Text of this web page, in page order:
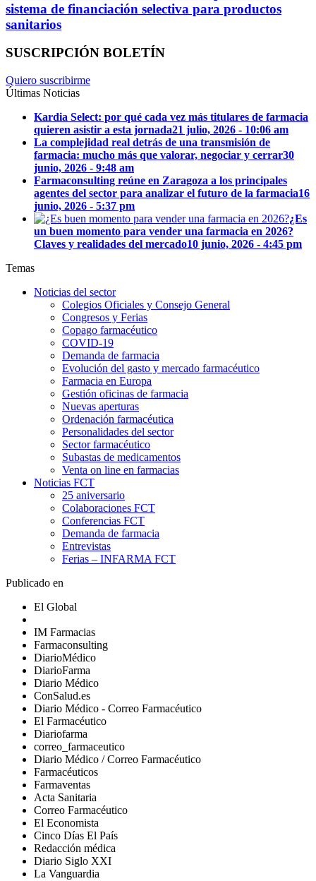
sistema de financiación selectiva para productos
sanitarios
SUSCRIPCIÓN BOLETÍN
Quiero suscribirme
Últimas Noticias
Kardia Select: por qué cada vez más titulares de farmacia
quieren asistir a esta jornada21 julio, 2026 - 10:06 am
La complejidad real detrás de una transmisión de
farmacia: mucho más que valorar, negociar y cerrar30
junio, 2026 - 9:48 am
Farmaconsulting reúne en Zaragoza a los principales
agentes del sector para analizar el futuro de la farmacia16
junio, 2026 - 5:37 pm
¿Es
un buen momento para vender una farmacia en 2026?
Claves y realidades del mercado10 junio, 2026 - 4:45 pm
Temas
Noticias del sector
Colegios Oficiales y Consejo General
Congresos y Ferias
Copago farmacéutico
COVID-19
Demanda de farmacia
Evolución del gasto y mercado farmacéutico
Farmacia en Europa
Gestión oficinas de farmacia
Nuevas aperturas
Ordenación farmacéutica
Personalidades del sector
Sector farmacéutico
Subastas de medicamentos
Venta on line en farmacias
Noticias FCT
25 aniversario
Colaboraciones FCT
Conferencias FCT
Demanda de farmacia
Entrevistas
Ferias – INFARMA FCT
Publicado en
El Global
IM Farmacias
Farmaconsulting
DiarioMédico
DiarioFarma
Diario Médico
ConSalud.es
Diario Médico - Correo Farmacéutico
El Farmacéutico
Diariofarma
correo_farmaceutico
Diario Médico / Correo Farmacéutico
Farmacéuticos
Farmaventas
Acta Sanitaria
Correo Farmacéutico
El Economista
Cinco Días El País
Redacción médica
Diario Siglo XXI
La Vanguardia